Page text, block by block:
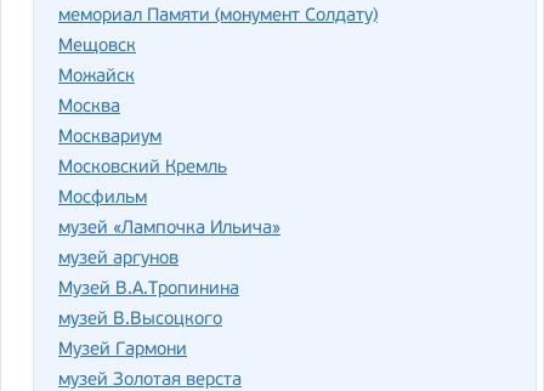
мемориал Памяти (монумент Солдату)
Мещовск
Можайск
Москва
Москвариум
Московский Кремль
Мосфильм
музей «Лампочка Ильича»
музей аргунов
Музей В.А.Тропинина
музей В.Высоцкого
Музей Гармони
музей Золотая верста